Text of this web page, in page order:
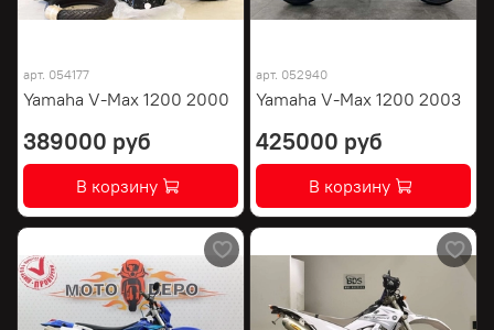
арт. 054177
Yamaha V-Max 1200 2000
389000 руб
В корзину
арт. 052940
Yamaha V-Max 1200 2003
425000 руб
В корзину